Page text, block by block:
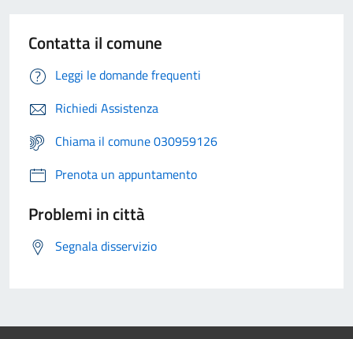
Contatta il comune
Leggi le domande frequenti
Richiedi Assistenza
Chiama il comune 030959126
Prenota un appuntamento
Problemi in città
Segnala disservizio